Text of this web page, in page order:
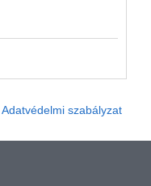
Adatvédelmi szabályzat
csatája
nélkül lezárta
vállalta, hogy…